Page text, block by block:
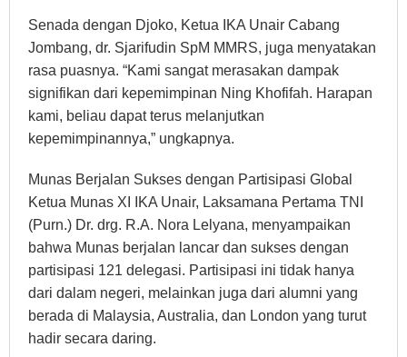
Senada dengan Djoko, Ketua IKA Unair Cabang
Jombang, dr. Sjarifudin SpM MMRS, juga menyatakan
rasa puasnya. “Kami sangat merasakan dampak
signifikan dari kepemimpinan Ning Khofifah. Harapan
kami, beliau dapat terus melanjutkan
kepemimpinannya,” ungkapnya.
Munas Berjalan Sukses dengan Partisipasi Global
Ketua Munas XI IKA Unair, Laksamana Pertama TNI
(Purn.) Dr. drg. R.A. Nora Lelyana, menyampaikan
bahwa Munas berjalan lancar dan sukses dengan
partisipasi 121 delegasi. Partisipasi ini tidak hanya
dari dalam negeri, melainkan juga dari alumni yang
berada di Malaysia, Australia, dan London yang turut
hadir secara daring.